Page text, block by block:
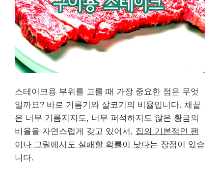
스테이크용 부위를 고를 때 가장 중요한 점은 무엇
일까요? 바로 기름기와 살코기의 비율입니다. 채끝
은 너무 기름지지도, 너무 퍼석하지도 않은 황금의
비율을 자연스럽게 갖고 있어서, 집의 기본적인 팬
이나 그릴에서도 실패할 확률이 낮다는 장점이 있습
니다.